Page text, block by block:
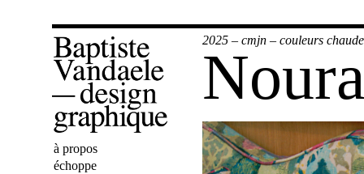
Baptiste
Bienvenue
à propos
échoppe
2025 – cmjn – couleurs